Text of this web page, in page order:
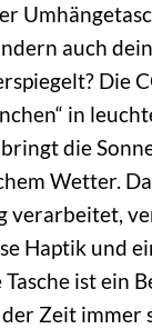
auch
Die
in
die
Wetter.
verarbeitet,
Haptik und
Tasche ist ein
Zeit immer